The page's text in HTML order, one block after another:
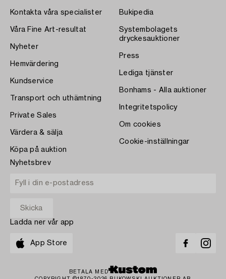
Kontakta våra specialister
Våra Fine Art-resultat
Nyheter
Hemvärdering
Kundservice
Transport och uthämtning
Private Sales
Värdera & sälja
Köpa på auktion
Bukipedia
Systembolagets
dryckesauktioner
Press
Lediga tjänster
Bonhams - Alla auktioner
Integritetspolicy
Om cookies
Cookie-inställningar
Nyhetsbrev
Ladda ner vår app
App Store
BETALA MED